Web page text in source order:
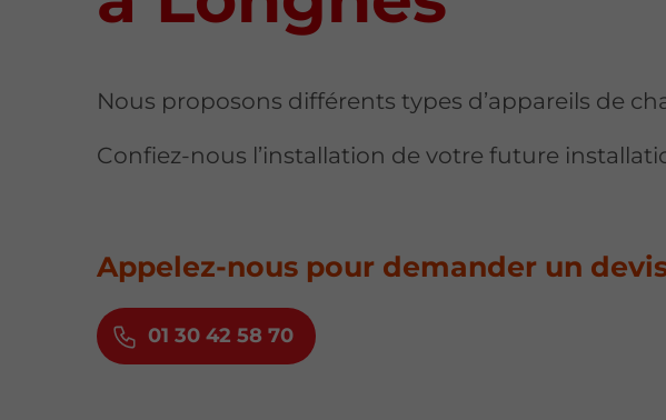
Nous proposons différents types d’appareils de
Confiez-nous l’installation de votre future
Appelez-nous pour demander un
01 30 42 58 70